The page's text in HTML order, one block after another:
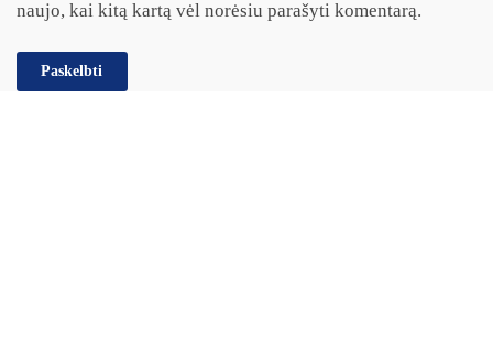
naujo, kai kitą kartą vėl norėsiu parašyti komentarą.